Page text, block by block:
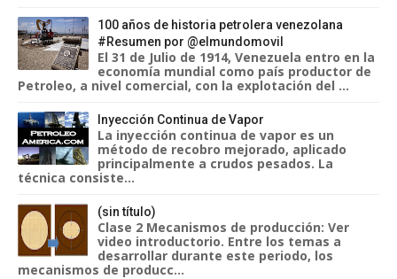
100 años de historia petrolera venezolana
#Resumen por @elmundomovil
El 31 de Julio de 1914, Venezuela entro en la
economía mundial como país productor de
Petroleo, a nivel comercial, con la explotación del ...
Inyección Continua de Vapor
La inyección continua de vapor es un
método de recobro mejorado, aplicado
principalmente a crudos pesados. La
técnica consiste...
(sin título)
Clase 2 Mecanismos de producción: Ver
video introductorio. Entre los temas a
desarrollar durante este periodo, los
mecanismos de producc...